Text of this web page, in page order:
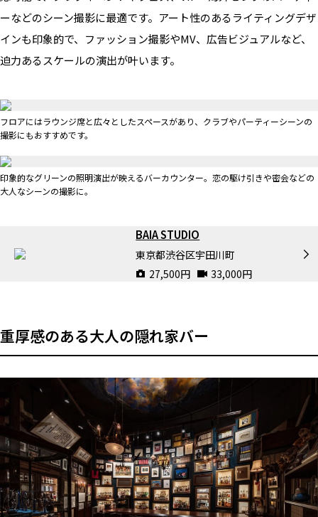
ーなどのシーン撮影に最適です。アート性のあるライティングデザ
インも印象的で、ファッション撮影やMV、広告ビジュアルなど、
迫力あるスケールの演出が叶います。
フロアにはラウンジ席と広々としたスペースがあり、クラブやパーティーシーンの
撮影にもおすすめです。
印象的なグリーンの照明演出が映えるバーカウンター。恋の駆け引きや密会などの
大人なシーンの撮影に。
BAIA STUDIO
東京都渋谷区宇田川町
27,500円 33,000円
重厚感のある大人の隠れ家バー